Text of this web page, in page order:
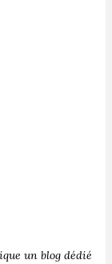
un blog dédié